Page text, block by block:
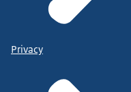
Privacy